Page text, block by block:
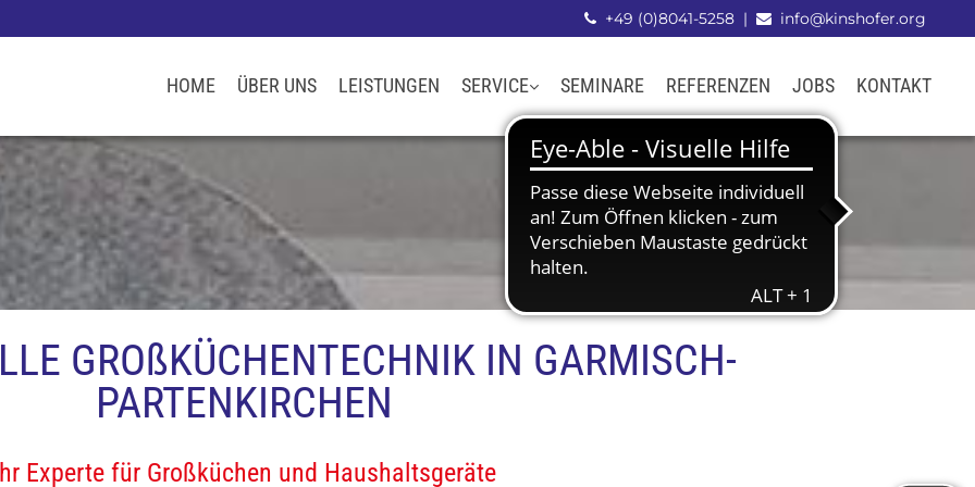
 +49 (0)8041-5258 |  info@kinshofer.org
HOME ÜBER UNS LEISTUNGEN SERVICE SEMINARE REFERENZEN JOBS KONTAKT
GROßKÜCHENTECHNIK IN GARMISCH-
PARTENKIRCHEN
Experte für Großküchen und Haushaltsgeräte